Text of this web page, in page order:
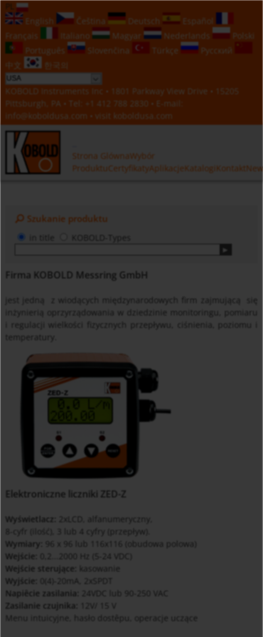
English
Čeština Deutsch
Español
Français
Italiano Magyar Nederlands
Polski
Português
Slovenčina Türkçe
Русский
中文
한국의
KOBOLD Instruments Inc • 1801 Parkway View Drive • 15205
Pittsburgh, PA • Tel:
+1 412 788 2830 • E-mail:
info@koboldusa.com • visit koboldusa.com
Strona GlównaWybór
Produktu CertyfikatyAplikacjeKatalogi Kontakt
Szukanie produktu
KOBOLD-Types
Firma KOBOLD Messring GmbH
jest jedną z wiodących międzynarodowych firm zajmującą si
ynierią oprzyrządowania w dziedzinie monitoringu, pomiaru
i regulacji wielko
ci fizycznych przepływu, ci
temperatury.
Elektroniczne liczniki ZED-Z
Wyświetlacz:
2xLCD, alfanumeryczny,
8-cyfr (ilość), 3 lub 4 cyfry (przepływ).
Wymiary:
96 x 96 lub 116x116 (obudowa polowa)
Wejście:
0,2...2000 Hz (5-24 VDC)
Wejście sterujące: kasowanie
Wyjście:
0(4)-20mA, 2xSPDT
Napiêcie zasilania:
24VDC lub 90-250 VAC
Zasilanie czujnika:
12V/ 15 V
Menu intuicyjne, hasło dostêpu, operacje uczące